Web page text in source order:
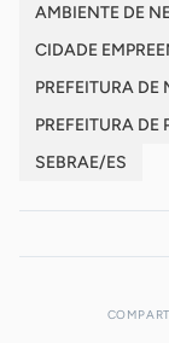
AMBIENTE DE
CIDADE
PREFEITURA DE
PREFEITURA DE
SEBRAE/ES